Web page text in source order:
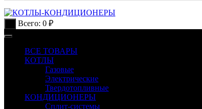
Всего: 0 ₽
ВСЕ ТОВАРЫ
КОТЛЫ
Газовые
Электрические
Твердотопливные
КОНДИЦИОНЕРЫ
Сплит-системы